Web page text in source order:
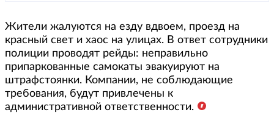
Жители жалуются на езду вдвоем, проезд на
красный свет и хаос на улицах. В ответ сотрудники
полиции проводят рейды: неправильно
припаркованные самокаты эвакуируют на
штрафстоянки. Компании, не соблюдающие
требования, будут привлечены к
административной ответственности.